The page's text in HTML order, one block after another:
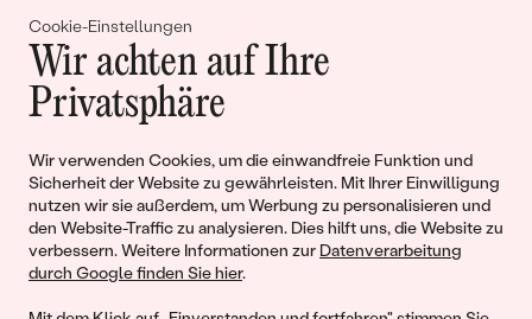
Cookie-Einstellungen
Wir achten auf Ihre
Privatsphäre
Wir verwenden Cookies, um die einwandfreie Funktion und
Sicherheit der Website zu gewährleisten. Mit Ihrer Einwilligung
nutzen wir sie außerdem, um Werbung zu personalisieren und
den Website-Traffic zu analysieren. Dies hilft uns, die Website zu
verbessern. Weitere Informationen zur Datenverarbeitung
durch Google finden Sie hier.
Gemeinsam erschaffen wir
Geschichten von Schönheit und
Liebe
Begleiten Sie uns!